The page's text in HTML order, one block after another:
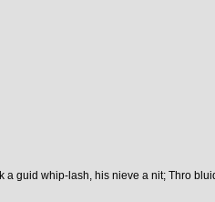
guid whip-lash, his nieve a nit; Thro